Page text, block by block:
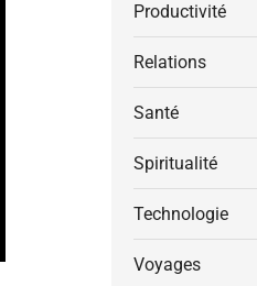
Productivité
Relations
Santé
Spiritualité
Technologie
Voyages